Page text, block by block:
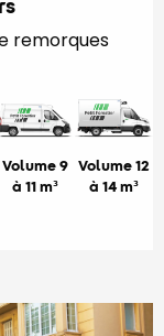
remorques
Volume 9
à 11 m³
Volume 12
à 14 m³